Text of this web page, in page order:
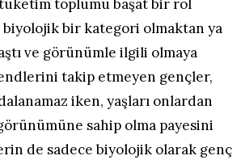
toplumu başat bir rol
bir kategori olmaktan ya
ve görünümle ilgili olmaya
takip etmeyen gençler,
iken, yaşları onlardan
sahip olma payesini
de sadece biyolojik olarak genç